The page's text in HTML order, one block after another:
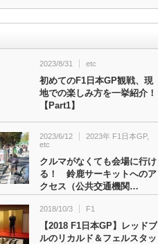
2023/8/31 etc
初めてのF1日本GP観戦、現
地での楽しみ方を一挙紹介！
【Part1】
2023/6/12 2023年 F1日本GP,
etc
クルマがなくても会場に行け
る！ 鈴鹿サーキットへのア
クセス（公共交通機関…
2018/10/3 F1
【2018 F1日本GP】レッドブ
ルのリカルド＆フェルスタッ